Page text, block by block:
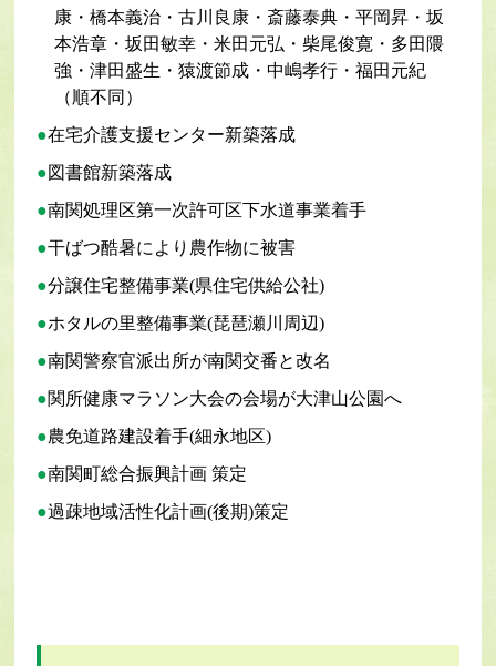
康・橋本義治・古川良康・斎藤泰典・平岡昇・坂
本浩章・坂田敏幸・米田元弘・柴尾俊寛・多田隈
強・津田盛生・猿渡節成・中嶋孝行・福田元紀
（順不同）
在宅介護支援センター新築落成
図書館新築落成
南関処理区第一次許可区下水道事業着手
干ばつ酷暑により農作物に被害
分譲住宅整備事業(県住宅供給公社)
ホタルの里整備事業(琵琶瀬川周辺)
南関警察官派出所が南関交番と改名
関所健康マラソン大会の会場が大津山公園へ
農免道路建設着手(細永地区)
南関町総合振興計画 策定
過疎地域活性化計画(後期)策定